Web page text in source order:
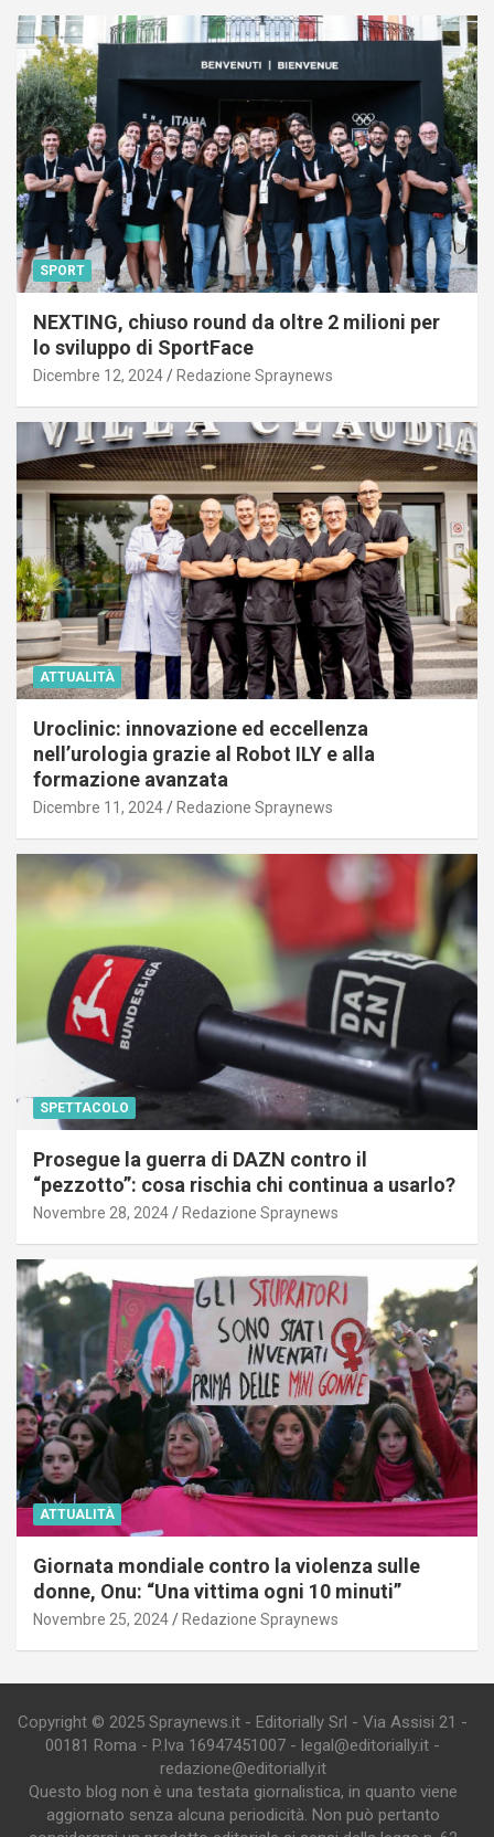
SPORT
NEXTING, chiuso round da oltre 2 milioni per
lo sviluppo di SportFace
Dicembre 12, 2024 Redazione Spraynews
ATTUALITÀ
Uroclinic: innovazione ed eccellenza
nell’urologia grazie al Robot ILY e alla
formazione avanzata
Dicembre 11, 2024 Redazione Spraynews
SPETTACOLO
Prosegue la guerra di DAZN contro il
“pezzotto”: cosa rischia chi continua a usarlo?
Novembre 28, 2024 Redazione Spraynews
ATTUALITÀ
Giornata mondiale contro la violenza sulle
donne, Onu: “Una vittima ogni 10 minuti”
Novembre 25, 2024 Redazione Spraynews
Copyright © 2025 Spraynews.it - Editorially Srl - Via Assisi 21 -
00181 Roma - P.Iva 16947451007 - legal@editorially.it -
redazione@editorially.it
Questo blog non è una testata giornalistica, in quanto viene
aggiornato senza alcuna periodicità. Non può pertanto